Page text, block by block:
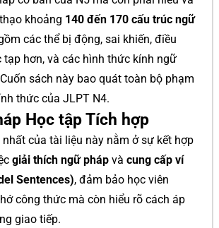
khoảng 140 đến 170 cấu trúc ngữ
các thể bị động, sai khiến, điều
tạp hơn, và các hình thức kính ngữ
sách này bao quát toàn bộ phạm
thức của JLPT N4.
Học tập Tích hợp
của tài liệu này nằm ở sự kết hợp
giải thích ngữ pháp và cung cấp ví
Sentences), đảm bảo học viên
công thức mà còn hiểu rõ cách áp
giao tiếp.